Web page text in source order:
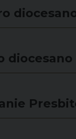
diocesano